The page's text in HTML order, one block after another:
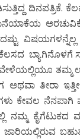
ದಿನಪತ್ರಿಕೆ.
ಬ್ಯಾಗಿನೊಳಗೆ
ತಮ್ಮ
ಅಥವಾ ತೀರಾ
ಕೇವಲ ನೆನಪಾಗಿ
ನಮ್ಮ ಕೈಗೆಟುಕದ
ಜಾರಿಯಲ್ಲಿರುವ